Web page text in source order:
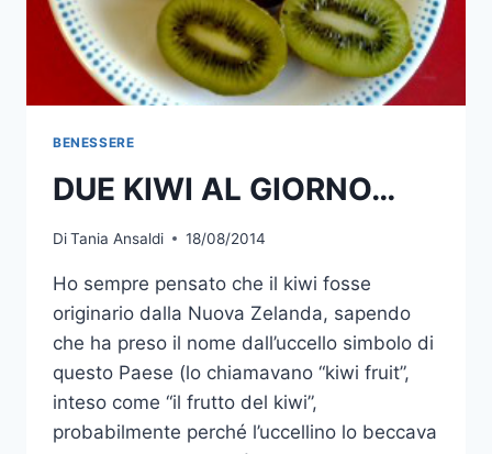
BENESSERE
DUE KIWI AL GIORNO…
DiTania Ansaldi 18/08/2014
Ho sempre pensato che il kiwi fosse
originario dalla Nuova Zelanda, sapendo
che ha preso il nome dall’uccello simbolo di
questo Paese (lo chiamavano “kiwi fruit”,
inteso come “il frutto del kiwi”,
probabilmente perché l’uccellino lo beccava